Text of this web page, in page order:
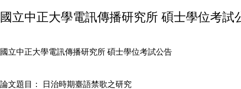
國立中正大學電訊傳播研究所 碩士學位考試
國立中正大學電訊傳播研究所 碩士學位考試公告
論文題目： 日治時期臺語禁歌之研究